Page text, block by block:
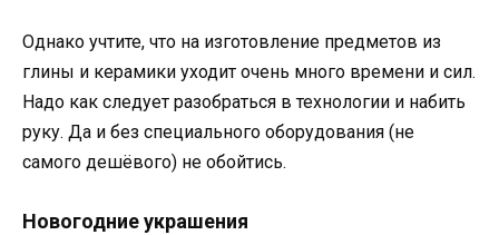
Однако учтите, что на изготовление предметов из
глины и керамики уходит очень много времени и сил.
Надо как следует разобраться в технологии и набить
руку. Да и без специального оборудования (не
самого дешёвого) не обойтись.
Новогодние украшения